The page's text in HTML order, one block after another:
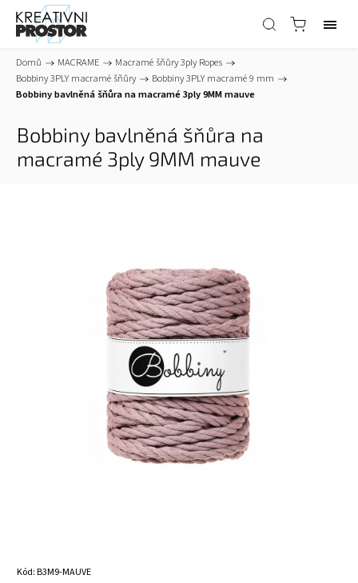
Domů / MACRAME / Macramé šňůry 3ply Ropes /
Bobbiny 3PLY macramé šňůry / Bobbiny 3PLY macramé 9 mm /
Bobbiny bavlněná šňůra na macramé 3ply 9MM mauve
Bobbiny bavlněná šňůra na
macramé 3ply 9MM mauve
Kód:B3M9-MAUVE